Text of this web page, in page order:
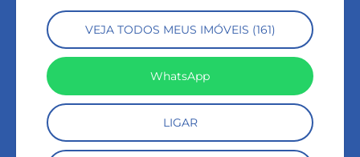
VEJA TODOS MEUS IMÓVEIS (161)
WhatsApp
LIGAR